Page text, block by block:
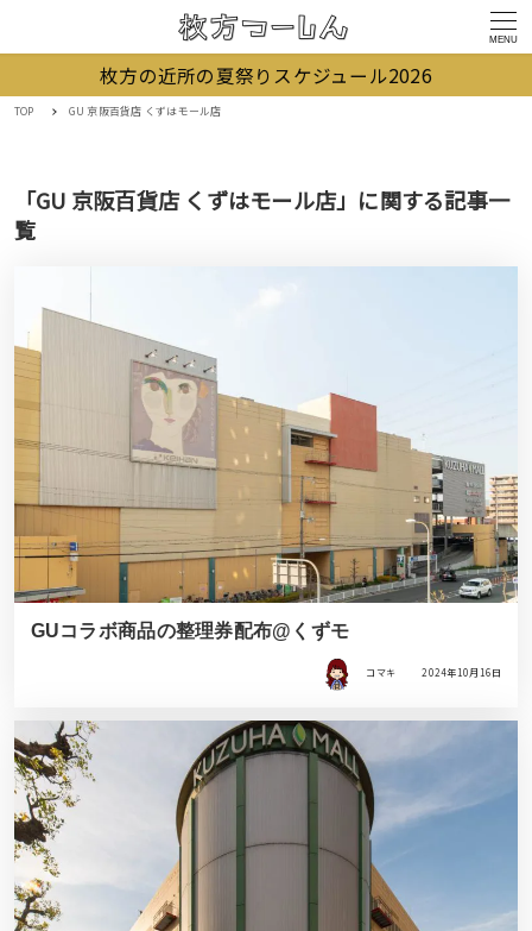
MENU
枚方の近所の夏祭りスケジュール2026
TOP GU 京阪百貨店 くずはモール店
「GU 京阪百貨店 くずはモール店」に関する記事一
覧
GUコラボ商品の整理券配布@くずモ
コマキ 2024年10月16日